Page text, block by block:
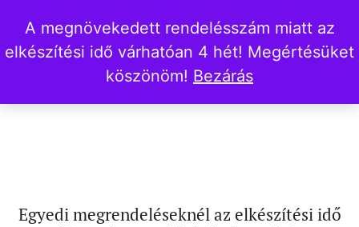
A megnövekedett rendelésszám miatt az
elkészítési idő várhatóan 4 hét! Megértésüket
köszönöm! Bezárás
Egyedi megrendeléseknél az elkészítési idő